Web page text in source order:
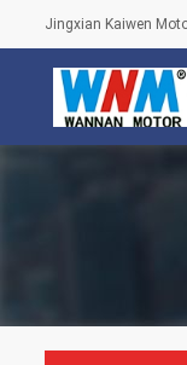
Jingxian Kaiwen